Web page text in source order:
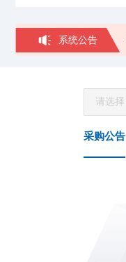
系统公告
请选择
采购公告